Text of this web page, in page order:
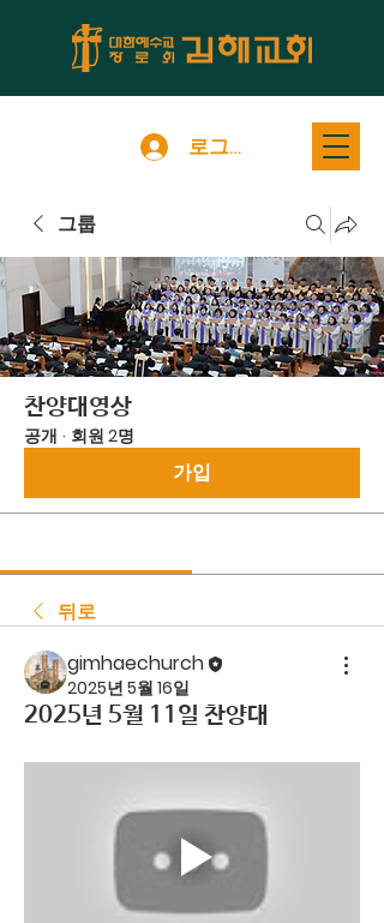
로그인
그룹
찬양대영상
공개 · 회원 2명
가입
뒤로
gimhaechurch
2025년 5월 16일
2025년 5월 11일 찬양대